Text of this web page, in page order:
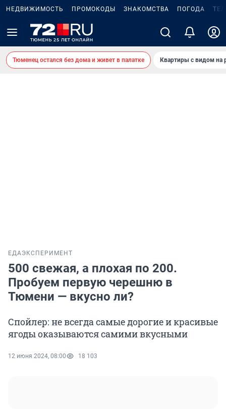
НЕДВИЖИМОСТЬ ПРОМОКОДЫ ЗНАКОМСТВА ПОГОДА
Тюменец остался без дома и живет в палатке Квартиры с видом на
ЕДАЭКСПЕРИМЕНТ
500 свежая, а плохая по 200.
Пробуем первую черешню в
Тюмени — вкусно ли?
Спойлер: не всегда самые дорогие и красивые
ягоды оказываются самими вкусными
12 июня 2024, 08:00 18 103